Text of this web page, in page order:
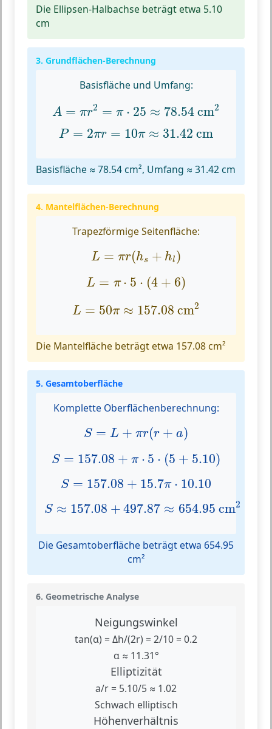
Die Ellipsen-Halbachse beträgt etwa 5.10
cm
3. Grundflächen-Berechnung
Basisfläche und Umfang:
A = πr2 = π ⋅ 25 ≈ 78.54 cm2
r2 25≈ 78.54 cm
P = 2πr = 10π ≈ 31.42 cm
2πr 10π≈ 31.42 cm
Basisfläche ≈ 78.54 cm², Umfang ≈ 31.42 cm
4. Mantelflächen-Berechnung
Trapezförmige Seitenfläche:
L = πr(hs + hl )
(h h l)
L = π ⋅ 5 ⋅ (4 + 6)
5 4+ 6)
L = 50π ≈ 157.08 cm2
L 50π 157.08cm
Die Mantelfläche beträgt etwa 157.08 cm²
5. Gesamtoberfläche
Komplette Oberflächenberechnung:
S = L + πr(r + a)
=L + r+ )
S = 157.08 + π ⋅ 5 ⋅ (5 + 5.10)
= 157.08 5⋅ 5+5.10 )
S = 157.08 + 15.7π ⋅ 10.10
157.08 15.7 π⋅10.10
S ≈ 157.08 + 497.87 ≈ 654.95 cm2
S 157.08 497.87≈ 654.95cm
Die Gesamtoberfläche beträgt etwa 654.95
cm²
6. Geometrische Analyse
Neigungswinkel
tan(α) = Δh/(2r) = 2/10 = 0.2
α ≈ 11.31°
Elliptizität
a/r = 5.10/5 ≈ 1.02
Schwach elliptisch
Höhenverhältnis